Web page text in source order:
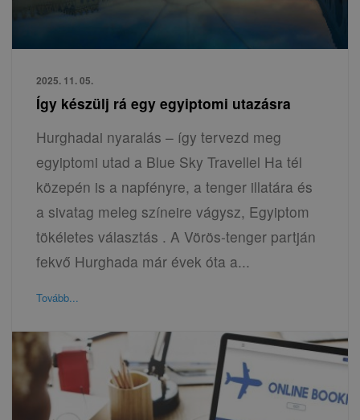
2025. 11. 05.
Így készülj rá egy egyiptomi utazásra
Hurghadai nyaralás – így tervezd meg
egyiptomi utad a Blue Sky Travellel Ha tél
közepén is a napfényre, a tenger illatára és
a sivatag meleg színeire vágysz, Egyiptom
tökéletes választás . A Vörös-tenger partján
fekvő Hurghada már évek óta a...
Tovább...